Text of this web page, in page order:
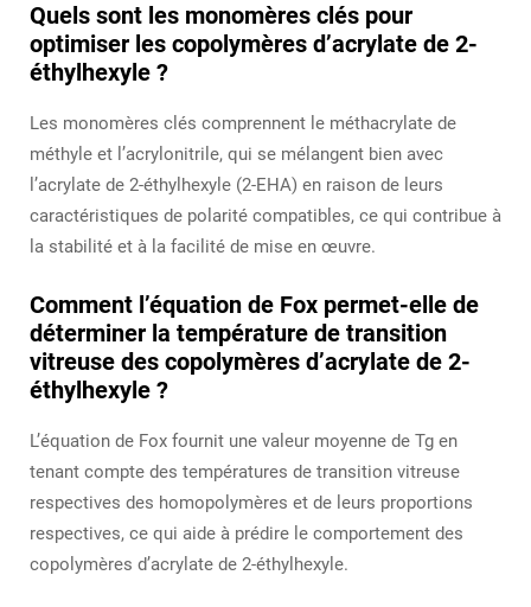
Quels sont les monomères clés pour
optimiser les copolymères d’acrylate de 2-
éthylhexyle ?
Les monomères clés comprennent le méthacrylate de
méthyle et l’acrylonitrile, qui se mélangent bien avec
l’acrylate de 2-éthylhexyle (2-EHA) en raison de leurs
caractéristiques de polarité compatibles, ce qui contribue à
la stabilité et à la facilité de mise en œuvre.
Comment l’équation de Fox permet-elle de
déterminer la température de transition
vitreuse des copolymères d’acrylate de 2-
éthylhexyle ?
L’équation de Fox fournit une valeur moyenne de Tg en
tenant compte des températures de transition vitreuse
respectives des homopolymères et de leurs proportions
respectives, ce qui aide à prédire le comportement des
copolymères d’acrylate de 2-éthylhexyle.